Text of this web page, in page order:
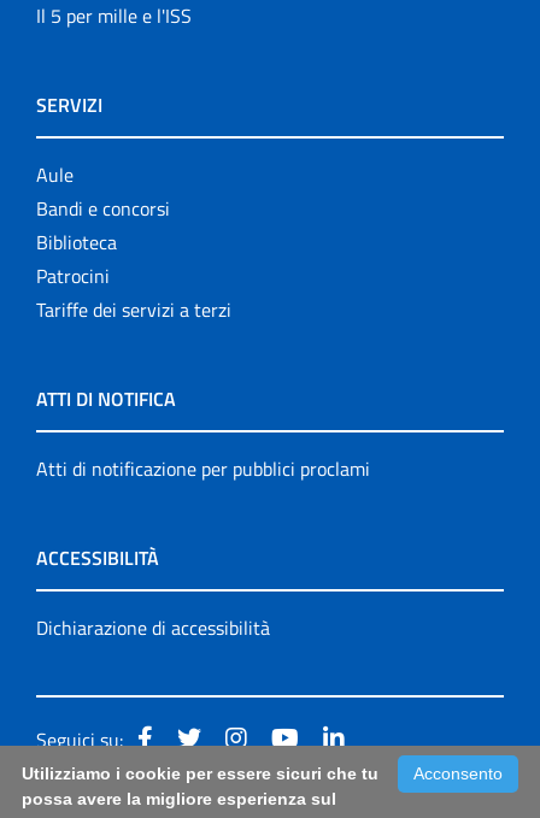
Il 5 per mille e l'ISS
SERVIZI
Aule
Bandi e concorsi
Biblioteca
Patrocini
Tariffe dei servizi a terzi
ATTI DI NOTIFICA
Atti di notificazione per pubblici proclami
ACCESSIBILITÀ
Dichiarazione di accessibilità
Seguici su:
Accessibilità: form di segnalazione di prima istanza per
Acconsento
Utilizziamo i cookie per essere sicuri che tu
possa avere la migliore esperienza sul